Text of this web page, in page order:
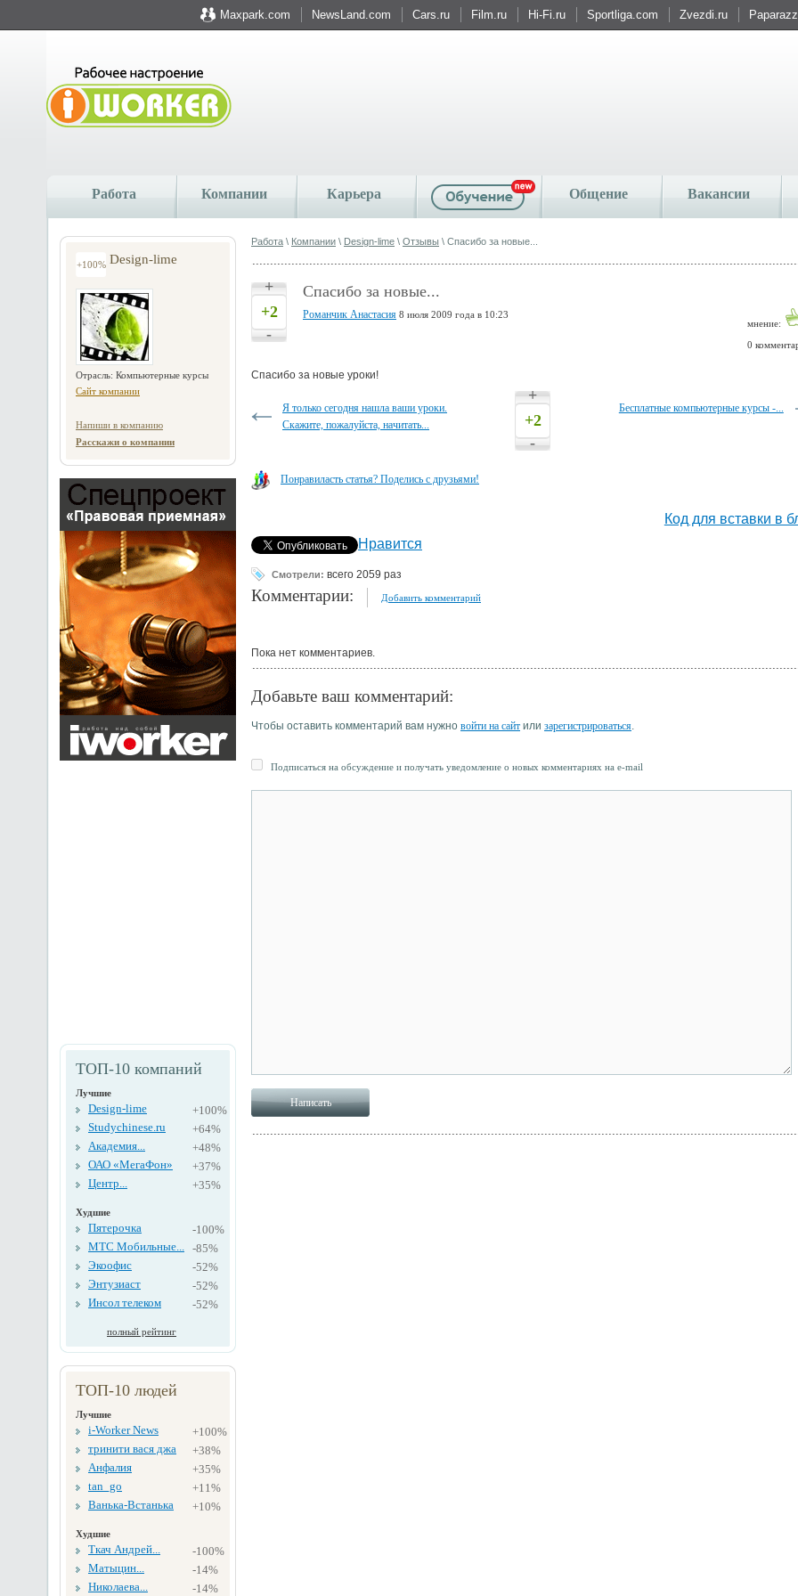
Maxpark.com NewsLand.com Cars.ru Film.ru Hi-Fi.ru Sportliga.com Zvezdi.ru
Работа Компании Карьера Общение Вакансии
+100% Design-lime
Отрасль: Компьютерные курсы
Сайт компании
Напиши в компанию
Расскажи о компании
ТОП-10 компаний
Лучшие
Design-lime
+100%
Studychinese.ru
+64%
Академия...
+48%
ОАО «МегаФон»
+37%
Центр...
+35%
Худшие
Пятерочка
-100%
МТС Мобильные... -85%
Экоофис
-52%
Энтузиаст
-52%
Инсол телеком
-52%
полный рейтинг
ТОП-10 людей
Лучшие
i-Worker News
+100%
тринити вася джа
+38%
Анфалия
+35%
tan_go
+11%
Ванька-Встанька
+10%
Худшие
Ткач Андрей...
-100%
Матыцин...
-14%
Николаева...
-14%
Работа \ Компании \ Design-lime \ Отзывы \ Спасибо за новые...
+
+2
-
Спасибо за новые...
Романчик Анастасия 8 июля 2009 года в 10:23
мнение:
0
Спасибо за новые уроки!
Я только сегодня нашла ваши уроки.
Скажите, пожалуйста, начитать...
Бесплатные компьютерные курсы -...
+
+2
-
Понравиласть статья? Поделись с друзьями!
Код для вставки в
Нравится
Смотрели: всего 2059 раз
Комментарии: Добавить комментарий
Пока нет комментариев.
Добавьте ваш комментарий:
Чтобы оставить комментарий вам нужно войти на сайт или зарегистрироваться.
Подписаться на обсуждение и получать уведомление о новых комментариях на e-mail